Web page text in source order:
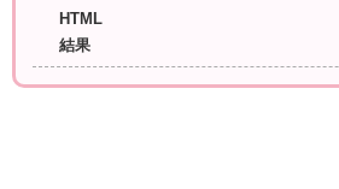
HTML
結果